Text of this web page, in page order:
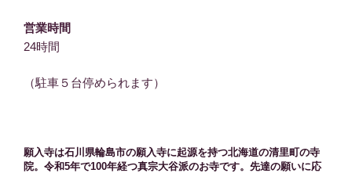
営業時間
24時間
（駐車５台停められます）
願入寺は石川県輪島市の願入寺に起源を持つ北海道の清里町の寺
院。令和5年で100年経つ真宗大谷派のお寺です。先達の願いに応